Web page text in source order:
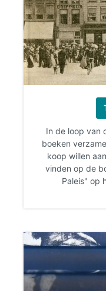
In de loop van
boeken
koop willen
vinden op de
Paleis" op